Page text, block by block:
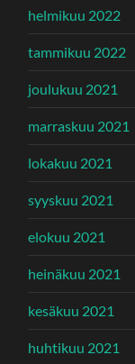
helmikuu 2022
tammikuu 2022
joulukuu 2021
marraskuu 2021
lokakuu 2021
syyskuu 2021
elokuu 2021
heinäkuu 2021
kesäkuu 2021
huhtikuu 2021